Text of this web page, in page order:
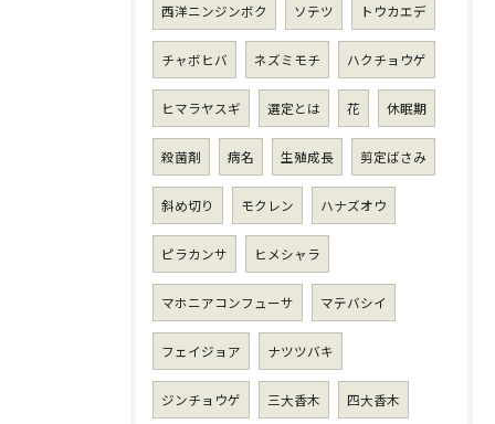
西洋ニンジンボク ソテツ トウカエデ
チャボヒバ ネズミモチ ハクチョウゲ
ヒマラヤスギ 選定とは 花 休眠期
殺菌剤 病名 生殖成長 剪定ばさみ
斜め切り モクレン ハナズオウ
ピラカンサ ヒメシャラ
マホニアコンフューサ マテバシイ
フェイジョア ナツツバキ
ジンチョウゲ 三大香木 四大香木